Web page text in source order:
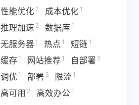
性能优化 2 成本优化 1
推理加速 2 数据库 1
无服务器 1 热点 1 短链 1
缓存 1 网站推荐 1 自部署 2
调优 1 部署 3 限流 1
高可用 2 高效办公 1